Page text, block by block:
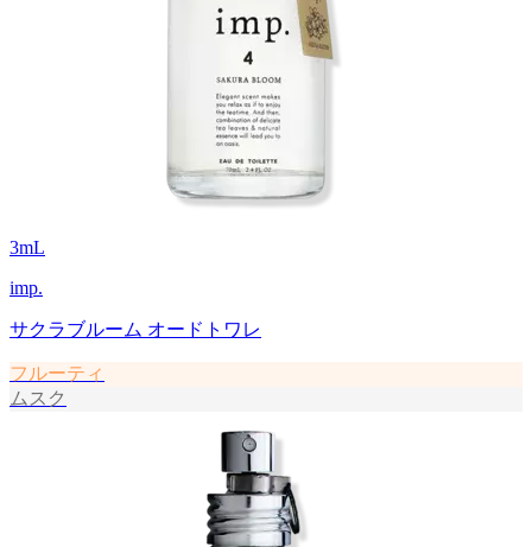
3mL
imp.
サクラブルーム オードトワレ
フルーティ
ムスク